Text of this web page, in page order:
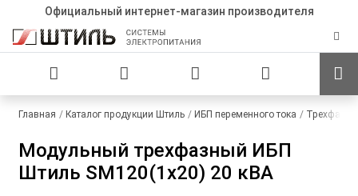
Официальный интернет-магазин производителя
Главная Каталог продукции Штиль ИБП переменного тока
Модульный трехфазный ИБП
Штиль SM120(1x20) 20 кВА